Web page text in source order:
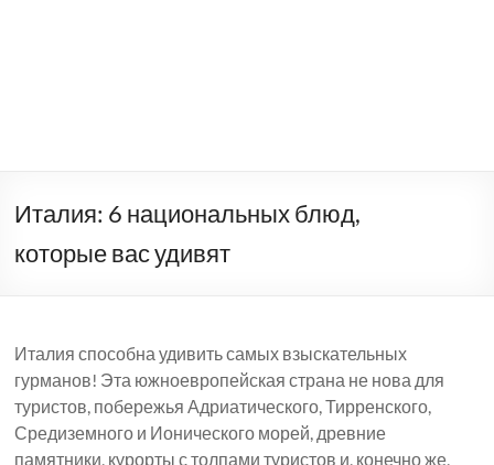
Италия: 6 национальных блюд,
которые вас удивят
Италия способна удивить самых взыскательных
гурманов! Эта южноевропейская страна не нова для
туристов, побережья Адриатического, Тирренского,
Средиземного и Ионического морей, древние
памятники, курорты с толпами туристов и, конечно же,